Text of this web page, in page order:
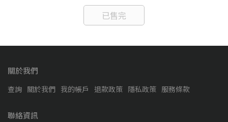
已售完
關於我們
查詢 關於我們 我的帳戶 退款政策 隱私政策 服務條款
聯絡資訊